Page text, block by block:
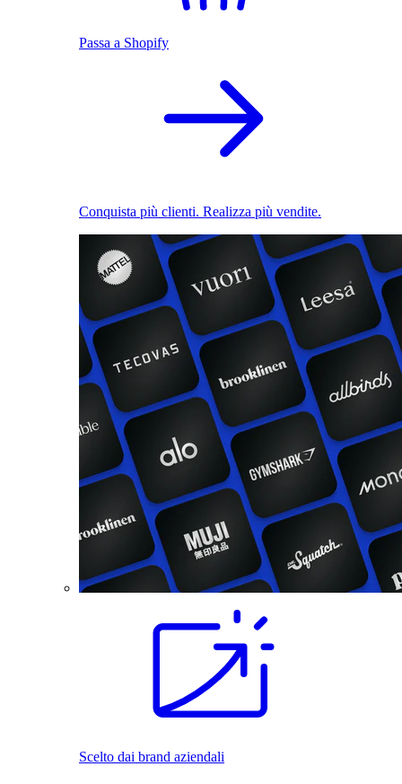
Passa a Shopify
Conquista più clienti. Realizza più vendite.
Scelto dai brand aziendali